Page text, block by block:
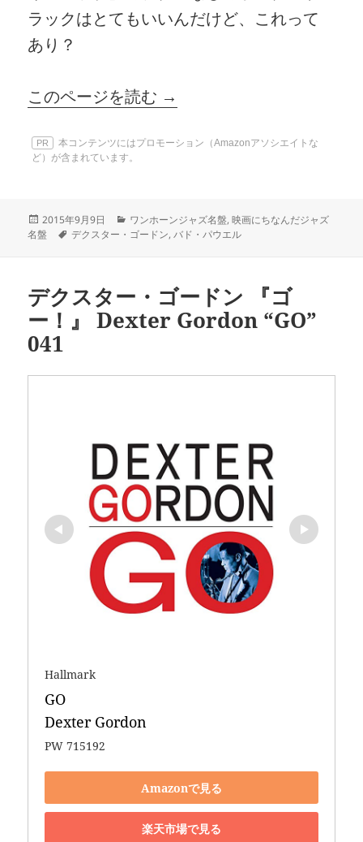
ラックはとてもいいんだけど、これって
あり？
このページを読む →
PR
本コンテンツにはプロモーション（Amazonアソシエイトな
ど）が含まれています。
投
稿
2015年9月9日
カ
テ
ワンホーンジャズ名盤,映画にちなんだジャズ
名盤
タ
デクスター・ゴードン,バド・パウエル
デクスター・ゴードン 『ゴ
ー！』 Dexter Gordon “GO”
041
Hallmark
GO
Dexter Gordon
PW 715192
Amazonで見る
楽天市場で見る